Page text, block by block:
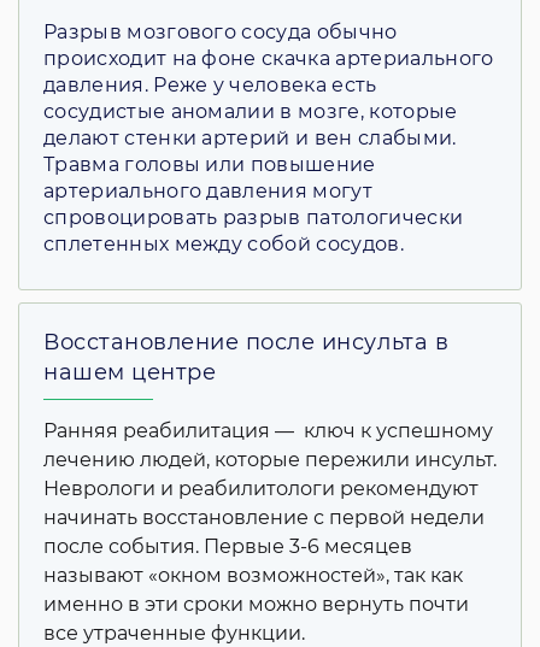
Разрыв мозгового сосуда обычно
происходит на фоне скачка артериального
давления. Реже у человека есть
сосудистые аномалии в мозге, которые
делают стенки артерий и вен слабыми.
Травма головы или повышение
артериального давления могут
спровоцировать разрыв патологически
сплетенных между собой сосудов.
Восстановление после инсульта в
нашем центре
Ранняя реабилитация — ключ к успешному
лечению людей, которые пережили инсульт.
Неврологи и реабилитологи рекомендуют
начинать восстановление с первой недели
после события. Первые 3-6 месяцев
называют «окном возможностей», так как
именно в эти сроки можно вернуть почти
все утраченные функции.